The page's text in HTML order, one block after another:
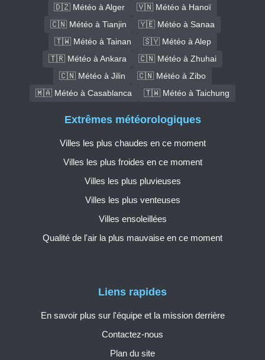
🇩🇿 Météo à Alger
🇻🇳 Météo à Hanoï
🇨🇳 Météo à Tianjin
🇾🇪 Météo à Sanaa
🇹🇼 Météo à Tainan
🇸🇾 Météo à Alep
🇹🇷 Météo à Ankara
🇨🇳 Météo à Zhuhai
🇨🇳 Météo à Jilin
🇨🇳 Météo à Zibo
🇲🇦 Météo à Casablanca
🇹🇼 Météo à Taichung
Liens rapides
En savoir plus sur l'équipe et la mission derrière
Contactez-nous
Plan du site
Extrêmes météorologiques
Villes les plus chaudes en ce moment
Villes les plus froides en ce moment
Villes les plus pluvieuses
Villes les plus venteuses
Villes ensoleillées
Qualité de l'air la plus mauvaise en ce moment